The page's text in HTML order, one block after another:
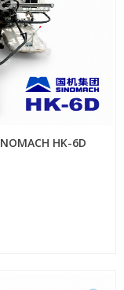
HK-6D